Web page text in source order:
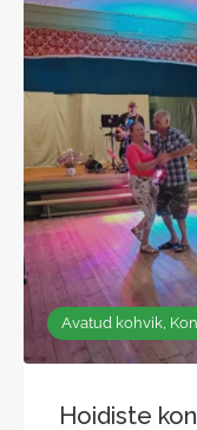
Avatud kohvik,
Hoidiste